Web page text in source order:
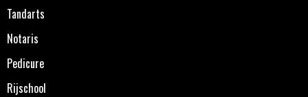
Tandarts
Notaris
Pedicure
Rijschool